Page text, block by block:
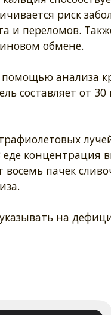
риск
и переломов.
обмене.
помощью анализа
составляет от
концентрация
пачек
на